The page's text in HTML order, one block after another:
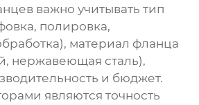
важно учитывать тип
полировка,
материал фланца
нержавеющая сталь),
и бюджет.
являются точность